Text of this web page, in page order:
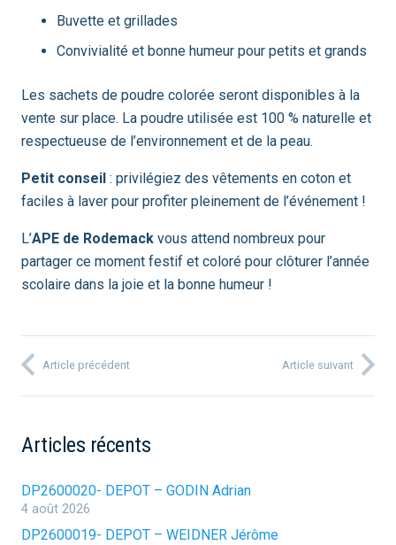
Buvette et grillades
Convivialité et bonne humeur pour petits et grands
Les sachets de poudre colorée seront disponibles à la
vente sur place. La poudre utilisée est 100 % naturelle et
respectueuse de l’environnement et de la peau.
Petit conseil : privilégiez des vêtements en coton et
faciles à laver pour profiter pleinement de l’événement !
L’APE de Rodemack vous attend nombreux pour
partager ce moment festif et coloré pour clôturer l’année
scolaire dans la joie et la bonne humeur !
Article précédent Article suivant
Articles récents
DP2600020- DEPOT – GODIN Adrian
4 août 2026
DP2600019- DEPOT – WEIDNER Jérôme